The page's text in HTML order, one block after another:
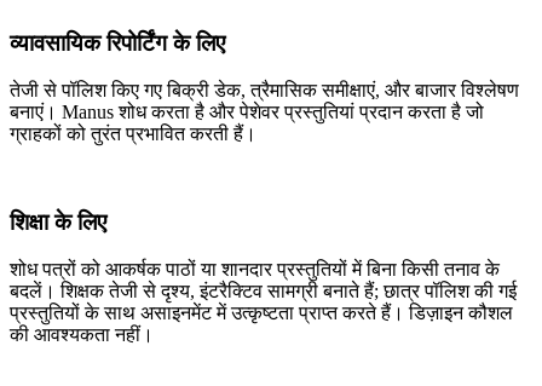
व्यावसायिक रिपोर्टिंग के लिए
तेजी से पॉलिश किए गए बिक्री डेक, त्रैमासिक समीक्षाएं, और बाजार विश्लेषण
बनाएं। Manus शोध करता है और पेशेवर प्रस्तुतियां प्रदान करता है जो
ग्राहकों को तुरंत प्रभावित करती हैं।
शिक्षा के लिए
शोध पत्रों को आकर्षक पाठों या शानदार प्रस्तुतियों में बिना किसी तनाव के
बदलें। शिक्षक तेजी से दृश्य, इंटरैक्टिव सामग्री बनाते हैं; छात्र पॉलिश की गई
प्रस्तुतियों के साथ असाइनमेंट में उत्कृष्टता प्राप्त करते हैं। डिज़ाइन कौशल
की आवश्यकता नहीं।